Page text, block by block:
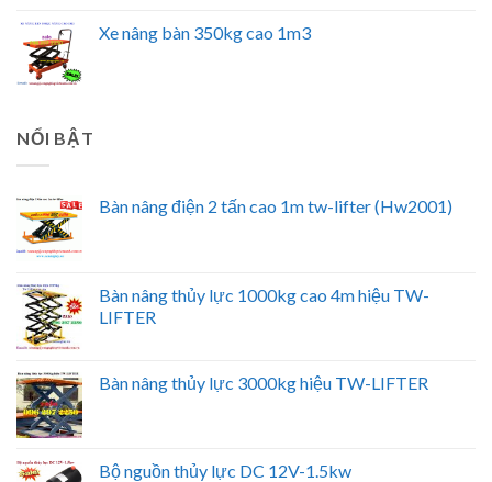
Xe nâng bàn 350kg cao 1m3
NỔI BẬT
Bàn nâng điện 2 tấn cao 1m tw-lifter (Hw2001)
Bàn nâng thủy lực 1000kg cao 4m hiệu TW-
LIFTER
Bàn nâng thủy lực 3000kg hiệu TW-LIFTER
Bộ nguồn thủy lực DC 12V-1.5kw